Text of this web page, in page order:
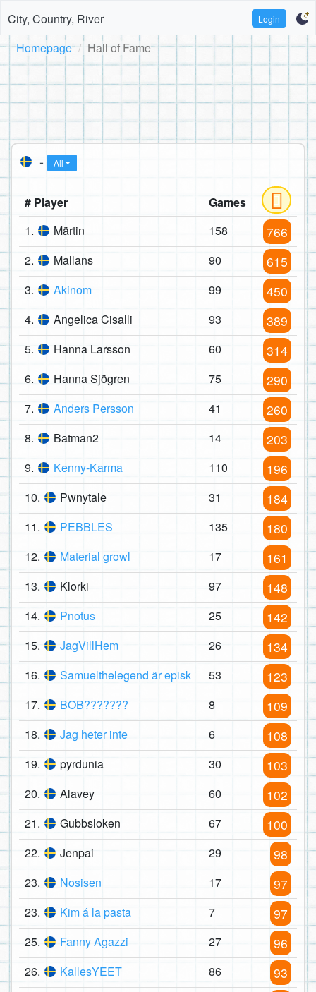
City, Country, River Login
Homepage Hall of Fame
- All
# Player
Games
1.
Märtin 158 766
2. Mallans 90 615
3. Akinom 99 450
4. Angelica Cisalli 93 389
5. Hanna Larsson 60 314
6. Hanna Sjögren 75 290
7. Anders Persson 41 260
8. Batman2 14 203
9. Kenny-Karma 110 196
10. Pwnytale 31 184
11. PEBBLES 135 180
12. Material growl 17 161
13. Klorki 97 148
14. Pnotus 25 142
15. JagVillHem 26 134
16. Samuelthelegend är episk 53 123
17. BOB??????? 8 109
18. Jag heter inte 6 108
19. pyrdunia 30 103
20. Alavey 60 102
21. Gubbsloken 67 100
22. Jenpai 29 98
23. Nosisen 17 97
23. Kim á la pasta 7 97
25. Fanny Agazzi 27 96
26. KallesYEET 86 93